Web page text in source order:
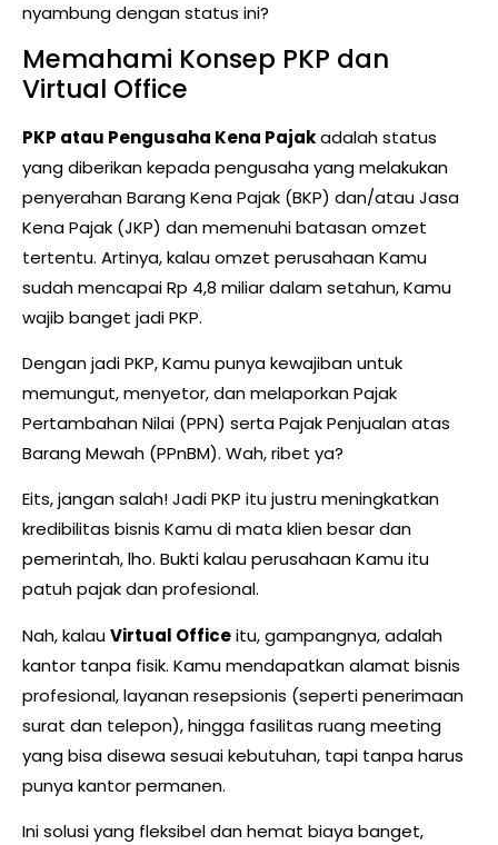
nyambung dengan status ini?
Memahami Konsep PKP dan
Virtual Office
PKP atau Pengusaha Kena Pajakadalah status
yang diberikan kepada pengusaha yang melakukan
penyerahan Barang Kena Pajak (BKP) dan/atau Jasa
Kena Pajak (JKP) dan memenuhi batasan omzet
tertentu. Artinya, kalau omzet perusahaan Kamu
sudah mencapai Rp 4,8 miliar dalam setahun, Kamu
wajib banget jadi PKP.
Dengan jadi PKP, Kamu punya kewajiban untuk
memungut, menyetor, dan melaporkan Pajak
Pertambahan Nilai (PPN) serta Pajak Penjualan atas
Barang Mewah (PPnBM). Wah, ribet ya?
Eits, jangan salah! Jadi PKP itu justru meningkatkan
kredibilitas bisnis Kamu di mata klien besar dan
pemerintah, lho. Bukti kalau perusahaan Kamu itu
patuh pajak dan profesional.
Nah, kalauVirtual Officeitu, gampangnya, adalah
kantor tanpa fisik. Kamu mendapatkan alamat bisnis
profesional, layanan resepsionis (seperti penerimaan
surat dan telepon), hingga fasilitas ruang meeting
yang bisa disewa sesuai kebutuhan, tapi tanpa harus
punya kantor permanen.
Ini solusi yang fleksibel dan hemat biaya banget,